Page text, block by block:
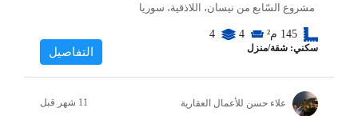
مشروع السّابع من نيسان، اللاذقية، سوريا
145 م² 4
4
سكني: شقة/منزل التفاصيل
علاء حسن للأعمال العقارية